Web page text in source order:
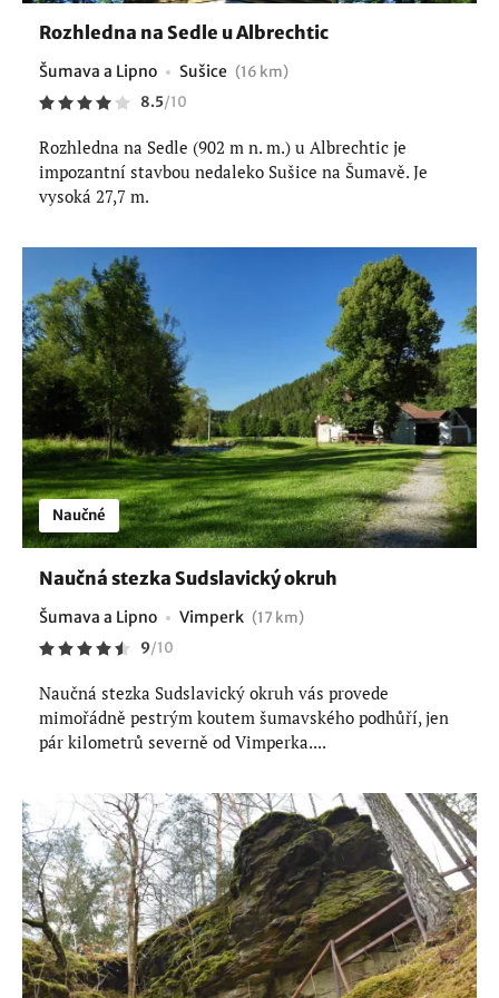
Rozhledna na Sedle u Albrechtic
Šumava a Lipno Sušice (16 km)
8.5/10
Rozhledna na Sedle (902 m n. m.) u Albrechtic je
impozantní stavbou nedaleko Sušice na Šumavě. Je
vysoká 27,7 m.
Naučné
Naučná stezka Sudslavický okruh
Šumava a Lipno Vimperk (17 km)
9/10
Naučná stezka Sudslavický okruh vás provede
mimořádně pestrým koutem šumavského podhůří, jen
pár kilometrů severně od Vimperka....